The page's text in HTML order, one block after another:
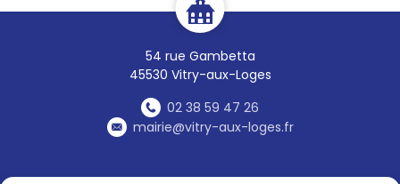
54 rue Gambetta
45530 Vitry-aux-Loges
02 38 59 47 26
mairie@vitry-aux-loges.fr